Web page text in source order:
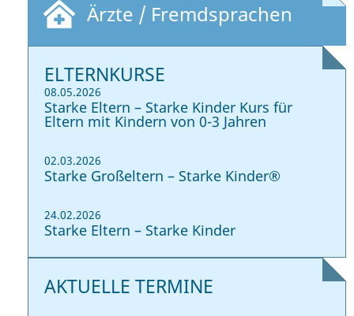
Ärzte / Fremdsprachen
ELTERNKURSE
08.05.2026
Starke Eltern – Starke Kinder Kurs für
Eltern mit Kindern von 0-3 Jahren
02.03.2026
Starke Großeltern – Starke Kinder®
24.02.2026
Starke Eltern – Starke Kinder
AKTUELLE TERMINE